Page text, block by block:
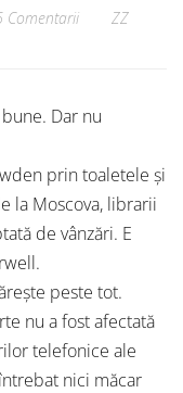
Comentarii
ZZ
Dar nu
prin toaletele și
la Moscova, librarii
de vânzări. E
peste tot.
nu a fost afectată
telefonice ale
nici măcar